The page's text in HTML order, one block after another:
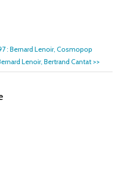
: Bernard Lenoir, Cosmopop
Lenoir, Bertrand Cantat >>